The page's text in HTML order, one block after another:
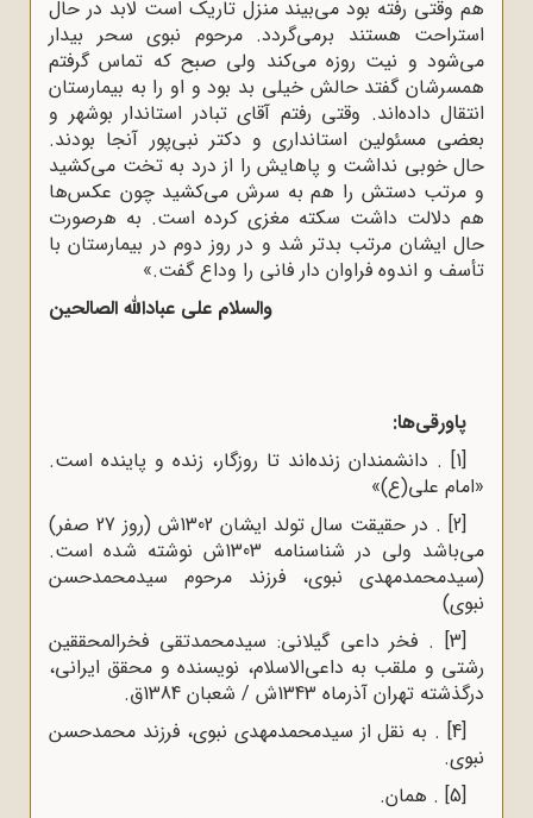
هم وقتی رفته بود می‌بیند منزل تاریک است لابد در حال
استراحت هستند برمی‌گردد. مرحوم نبوی سحر بیدار
می‌شود و نیت روزه می‌کند ولی صبح که تماس گرفتم
همسرشان گفتد حالش خیلی بد بود و او را به بیمارستان
انتقال داده‌اند. وقتی رفتم آقای تبادر استاندار بوشهر و
بعضی مسئولین استانداری و دکتر نبی‌پور آنجا بودند.
حال خوبی نداشت و پاهایش را از درد به تخت می‌کشید
و مرتب دستش را هم به سرش می‌کشید چون عکس‌ها
هم دلالت داشت سکته مغزی کرده است. به هرصورت
حال ایشان مرتب بدتر شد و در روز دوم در بیمارستان با
تأسف و اندوه فراوان دار فانی را وداع گفت.»
والسلام علی عبادالله الصالحین
پاورقی‌ها:
[1] . دانشمندان زنده‌اند تا روزگار، زنده و پاینده است.
«امام علی(ع)»
[2]
. در حقیقت سال تولد ایشان 1302ش (روز 27 صفر)
می‌باشد ولی در شناسنامه 1303ش نوشته شده است.
(سیدمحمدمهدی نبوی، فرزند مرحوم سیدمحمدحسن
نبوی)
[3] . فخر داعی گیلانی: سیدمحمدتقی فخرالمحققین
رشتی و ملقب به داعی‌الاسلام، نویسنده و محقق ایرانی،
درگذشته تهران آذرماه 1343ش / شعبان 1384ق.
[4] . به نقل از سیدمحمدمهدی نبوی، فرزند محمدحسن
نبوی.
[5] . همان.